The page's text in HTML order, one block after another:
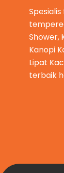
Shower,
Kanopi
Lipat
terbaik